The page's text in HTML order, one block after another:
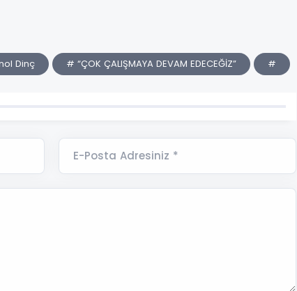
Dinç # “ÇOK ÇALIŞMAYA DEVAM EDECEĞİZ” #
E-Posta Adresiniz *